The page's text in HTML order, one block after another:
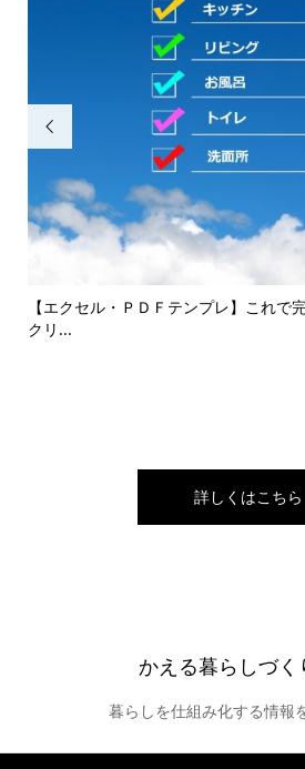

【エクセル・ＰＤＦテンプレ】これで
クリ...
詳しくはこちら
かえる暮らしづく
暮らしを仕組み化する情報